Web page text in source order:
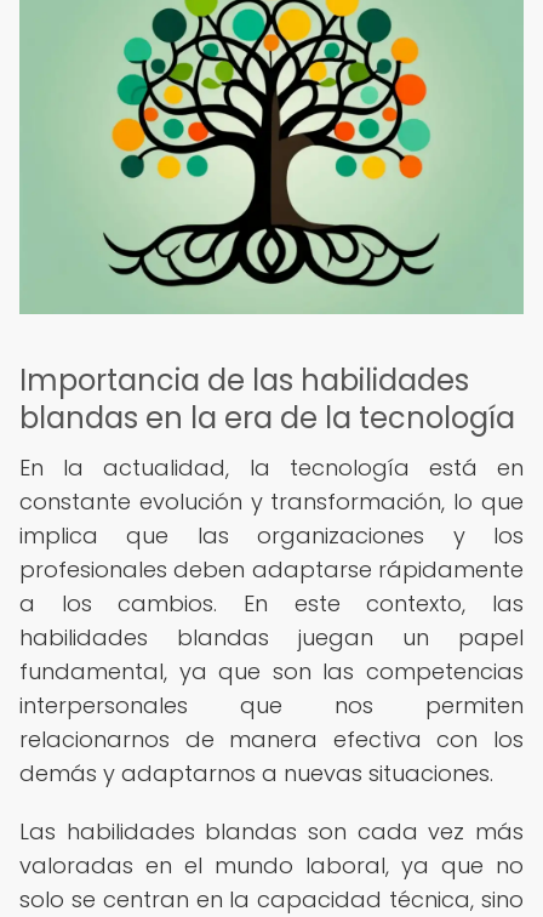
Importancia de las habilidades
blandas en la era de la tecnología
En la actualidad, la tecnología está en
constante evolución y transformación, lo que
implica que las organizaciones y los
profesionales deben adaptarse rápidamente
a los cambios. En este contexto, las
habilidades blandas juegan un papel
fundamental, ya que son las competencias
interpersonales que nos permiten
relacionarnos de manera efectiva con los
demás y adaptarnos a nuevas situaciones.
Las habilidades blandas son cada vez más
valoradas en el mundo laboral, ya que no
solo se centran en la capacidad técnica, sino